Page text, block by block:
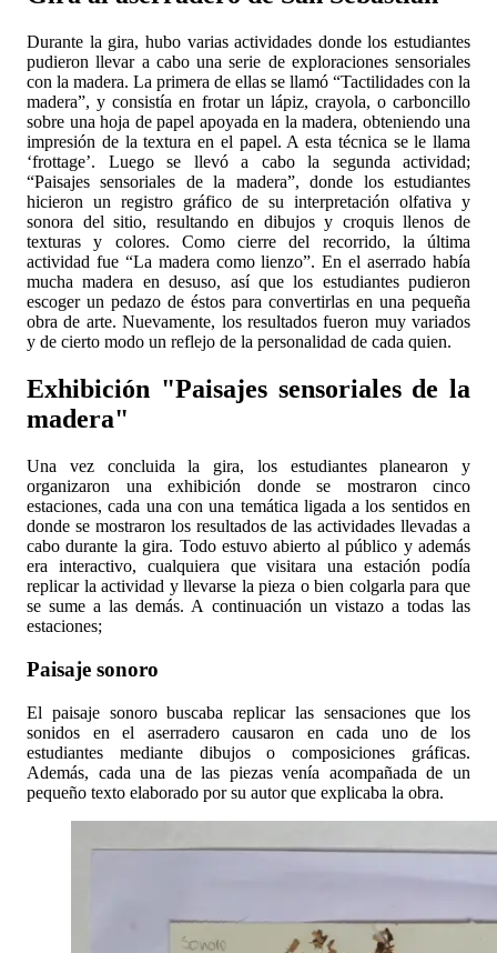
Durante la gira, hubo varias actividades donde los estudiantes
pudieron llevar a cabo una serie de exploraciones sensoriales
con la madera. La primera de ellas se llamó “Tactilidades con la
madera”, y consistía en frotar un lápiz, crayola, o carboncillo
sobre una hoja de papel apoyada en la madera, obteniendo una
impresión de la textura en el papel. A esta técnica se le llama
‘frottage’. Luego se llevó a cabo la segunda actividad;
“Paisajes sensoriales de la madera”, donde los estudiantes
hicieron un registro gráfico de su interpretación olfativa y
sonora del sitio, resultando en dibujos y croquis llenos de
texturas y colores. Como cierre del recorrido, la última
actividad fue “La madera como lienzo”. En el aserrado había
mucha madera en desuso, así que los estudiantes pudieron
escoger un pedazo de éstos para convertirlas en una pequeña
obra de arte. Nuevamente, los resultados fueron muy variados
y de cierto modo un reflejo de la personalidad de cada quien.
Exhibición "Paisajes sensoriales de la
madera"
Una vez concluida la gira, los estudiantes planearon y
organizaron una exhibición donde se mostraron cinco
estaciones, cada una con una temática ligada a los sentidos en
donde se mostraron los resultados de las actividades llevadas a
cabo durante la gira. Todo estuvo abierto al público y además
era interactivo, cualquiera que visitara una estación podía
replicar la actividad y llevarse la pieza o bien colgarla para que
se sume a las demás. A continuación un vistazo a todas las
estaciones;
Paisaje sonoro
El paisaje sonoro buscaba replicar las sensaciones que los
sonidos en el aserradero causaron en cada uno de los
estudiantes mediante dibujos o composiciones gráficas.
Además, cada una de las piezas venía acompañada de un
pequeño texto elaborado por su autor que explicaba la obra.